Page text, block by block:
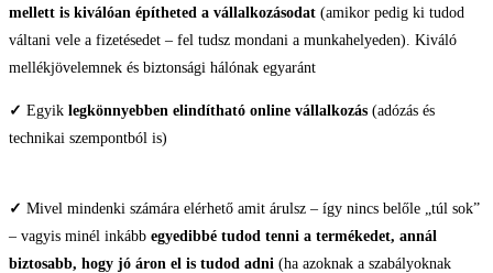
mellett is kiválóan építheted a vállalkozásodat (amikor pedig ki tudod
váltani vele a fizetésedet – fel tudsz mondani a munkahelyeden). Kiváló
mellékjövelemnek és biztonsági hálónak egyaránt
✓ Egyik legkönnyebben elindítható online vállalkozás (adózás és
technikai szempontból is)
✓ Mivel mindenki számára elérhető amit árulsz – így nincs belőle „túl sok”
– vagyis minél inkább egyedibbé tudod tenni a termékedet, annál
biztosabb, hogy jó áron el is tudod adni (ha azoknak a szabályoknak